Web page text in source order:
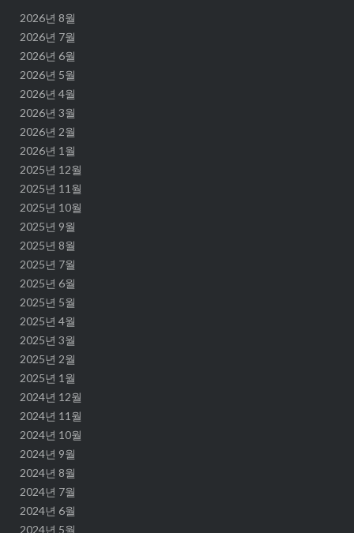
2026년 8월
2026년 7월
2026년 6월
2026년 5월
2026년 4월
2026년 3월
2026년 2월
2026년 1월
2025년 12월
2025년 11월
2025년 10월
2025년 9월
2025년 8월
2025년 7월
2025년 6월
2025년 5월
2025년 4월
2025년 3월
2025년 2월
2025년 1월
2024년 12월
2024년 11월
2024년 10월
2024년 9월
2024년 8월
2024년 7월
2024년 6월
2024년 5월